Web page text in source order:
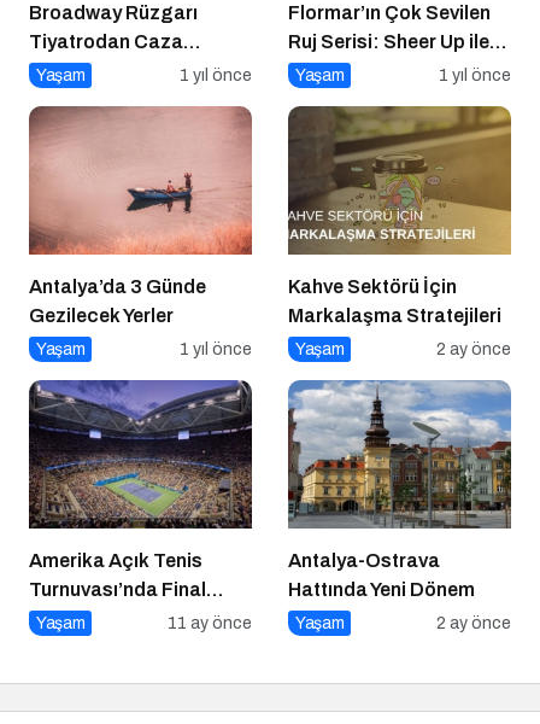
Broadway Rüzgarı
Tiyatrodan Caza
Dopdolu Bir Program
Yaşam 1 yıl önce
Flormar’ın Çok Sevilen
Ruj Serisi: Sheer Up ile
Gülümse
Yaşam 1 yıl önce
Antalya’da 3 Günde
Gezilecek Yerler
Yaşam 1 yıl önce
Kahve Sektörü İçin
Markalaşma Stratejileri
Yaşam 2 ay önce
Amerika Açık Tenis
Turnuvası’nda Final
Heyecanı Eurosport’ta!
Yaşam 11 ay önce
Antalya-Ostrava
Hattında Yeni Dönem
Yaşam 2 ay önce